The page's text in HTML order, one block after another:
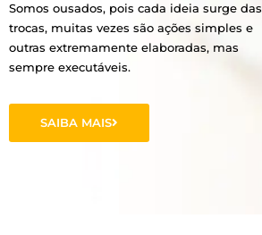
Somos ousados, pois cada ideia surge das
trocas, muitas vezes são ações simples e
outras extremamente elaboradas, mas
sempre executáveis.
SAIBA MAIS